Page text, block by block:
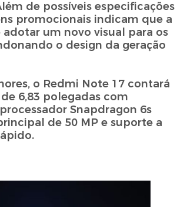
de possíveis especificações
promocionais indicam que a
um novo visual para os
o design da geração
o Redmi Note 17 contará
6,83 polegadas com
Snapdragon 6s
de 50 MP e suporte a